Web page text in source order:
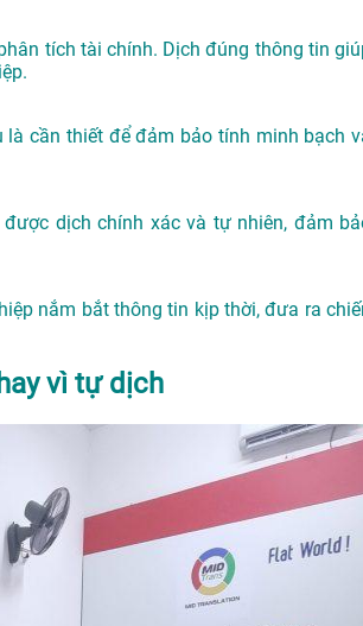
tích tài chính. Dịch đúng thông tin
cần thiết để đảm bảo tính minh bạch
dịch chính xác và tự nhiên, đảm
nắm bắt thông tin kịp thời, đưa ra
vì tự dịch